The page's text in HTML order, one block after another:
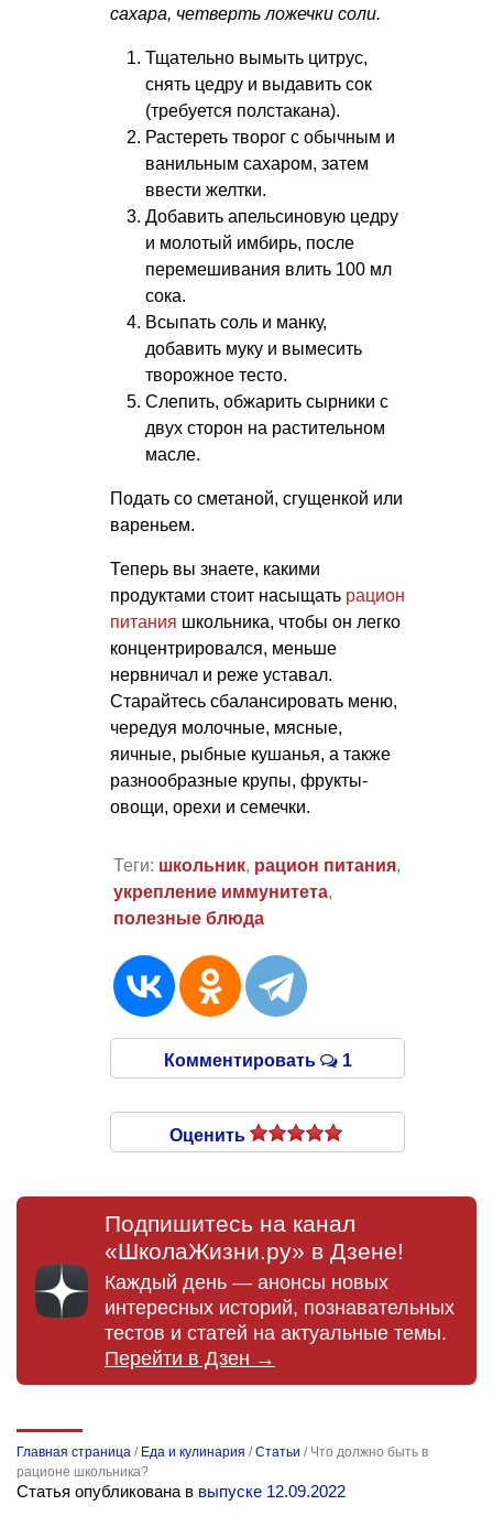
сахара, четверть ложечки соли.
Тщательно вымыть цитрус,
снять цедру и выдавить сок
(требуется полстакана).
Растереть творог с обычным и
ванильным сахаром, затем
ввести желтки.
Добавить апельсиновую цедру
и молотый имбирь, после
перемешивания влить 100 мл
сока.
Всыпать соль и манку,
добавить муку и вымесить
творожное тесто.
Слепить, обжарить сырники с
двух сторон на растительном
масле.
Подать со сметаной, сгущенкой или
вареньем.
Теперь вы знаете, какими
продуктами стоит насыщать рацион
питания школьника, чтобы он легко
концентрировался, меньше
нервничал и реже уставал.
Старайтесь сбалансировать меню,
чередуя молочные, мясные,
яичные, рыбные кушанья, а также
разнообразные крупы, фрукты-
овощи, орехи и семечки.
Теги: школьник, рацион питания,
укрепление иммунитета,
полезные блюда
Комментировать 1
Оценить
Подпишитесь на канал
«ШколаЖизни.ру» в Дзене!
Каждый день — анонсы новых
интересных историй, познавательных
тестов и статей на актуальные темы.
Перейти в Дзен →
Главная страница / Еда и кулинария /Статьи / Что должно быть в
рационе школьника?
Статья опубликована в выпуске 12.09.2022